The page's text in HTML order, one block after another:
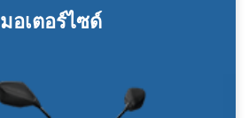
มอเตอร์ไซด์